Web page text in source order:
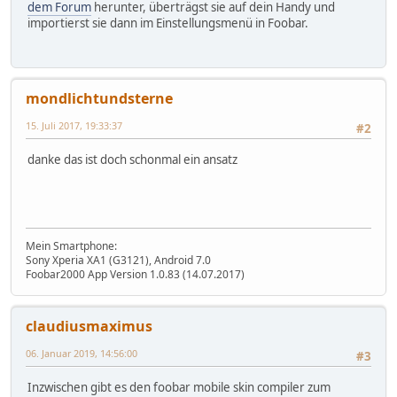
dem Forum herunter, überträgst sie auf dein Handy und
importierst sie dann im Einstellungsmenü in Foobar.
mondlichtundsterne
#2
15. Juli 2017, 19:33:37
danke das ist doch schonmal ein ansatz
Mein Smartphone:
Sony Xperia XA1 (G3121), Android 7.0
Foobar2000 App Version 1.0.83 (14.07.2017)
claudiusmaximus
#3
06. Januar 2019, 14:56:00
Inzwischen gibt es den foobar mobile skin compiler zum